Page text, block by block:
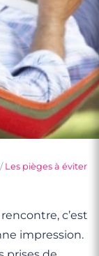
/ Les pièges à éviter
c’est
impression.